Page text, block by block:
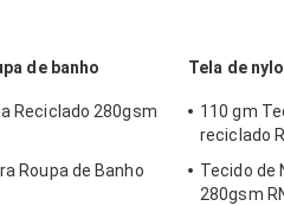
de banho
Reciclado 280gsm
Roupa de Banho
Tela de
110 gm
reciclado
Tecido de
280gsm